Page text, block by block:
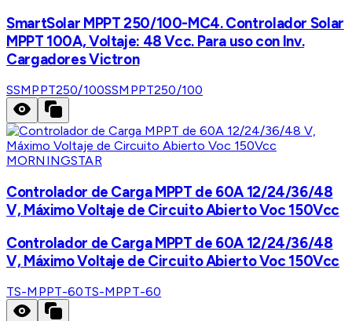
SmartSolar MPPT 250/100-MC4. Controlador Solar
MPPT 100A, Voltaje: 48 Vcc. Para uso con Inv.
Cargadores Victron
SSMPPT250/100SSMPPT250/100
MORNINGSTAR
Controlador de Carga MPPT de 60A 12/24/36/48
V, Máximo Voltaje de Circuito Abierto Voc 150Vcc
Controlador de Carga MPPT de 60A 12/24/36/48
V, Máximo Voltaje de Circuito Abierto Voc 150Vcc
TS-MPPT-60TS-MPPT-60